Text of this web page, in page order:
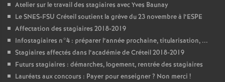
Atelier sur le travail des stagiaires avec Yves Baunay
LeSNES-FSU Créteil soutient la grève du 23 novembre à l’ESPE
Affectation des stagiaires 2018-2019
Infostagiaires n°4 : préparer l’année prochaine, titularisation, ...
Stagiaires affectés dans l’académie de Créteil 2018-2019
Futurs stagiaires : démarches, logement, rentrée des stagiaires
Lauréats aux concours : Payer pour enseigner? Non merci !